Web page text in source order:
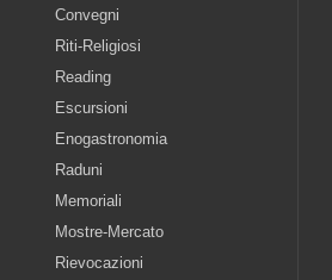
Convegni
Riti-Religiosi
Reading
Escursioni
Enogastronomia
Raduni
Memoriali
Mostre-Mercato
Rievocazioni